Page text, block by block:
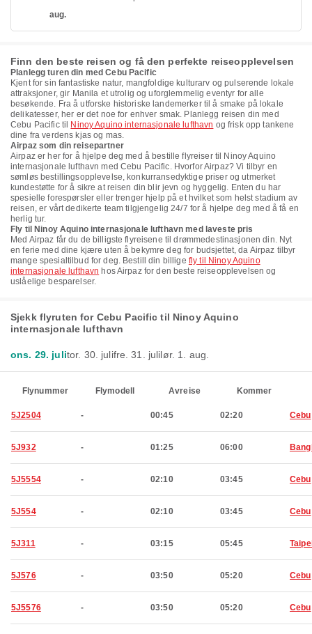
aug.
Finn den beste reisen og få den perfekte reiseopplevelsen
Planlegg turen din med Cebu Pacific
Kjent for sin fantastiske natur, mangfoldige kulturarv og pulserende lokale
attraksjoner, gir Manila et utrolig og uforglemmelig eventyr for alle
besøkende. Fra å utforske historiske landemerker til å smake på lokale
delikatesser, her er det noe for enhver smak. Planlegg reisen din med
Cebu Pacific til
Ninoy Aquino internasjonale lufthavn og frisk opp tankene
dine fra verdens kjas og mas.
Airpaz som din reisepartner
Airpaz er her for å hjelpe deg med å bestille flyreiser til Ninoy Aquino
internasjonale lufthavn med Cebu Pacific. Hvorfor Airpaz? Vi tilbyr en
sømløs bestillingsopplevelse, konkurransedyktige priser og utmerket
kundestøtte for å sikre at reisen din blir jevn og hyggelig. Enten du har
spesielle forespørsler eller trenger hjelp på et hvilket som helst stadium av
reisen, er vårt dedikerte team tilgjengelig 24/7 for å hjelpe deg med å få en
herlig tur.
Fly til Ninoy Aquino internasjonale lufthavn med laveste pris
Med Airpaz får du de billigste flyreisene til drømmedestinasjonen din. Nyt
en ferie med dine kjære uten å bekymre deg for budsjettet, da Airpaz tilbyr
mange spesialtilbud for deg. Bestill din billige fly til Ninoy Aquino
internasjonale lufthavn hos Airpaz for den beste reiseopplevelsen og
uslåelige besparelser.
Sjekk flyruten for Cebu Pacific til Ninoy Aquino
internasjonale lufthavn
ons. 29. julitor. 30. julifre. 31. julilør. 1. aug.
Flynummer Flymodell Avreise Kommer
5J2504 - 00:45 02:20 Cebu
5J932 - 01:25 06:00
5J5554 - 02:10 03:45 Cebu
5J554 - 02:10 03:45 Cebu
5J311 - 03:15 05:45
5J576 - 03:50 05:20 Cebu
5J5576 - 03:50 05:20 Cebu